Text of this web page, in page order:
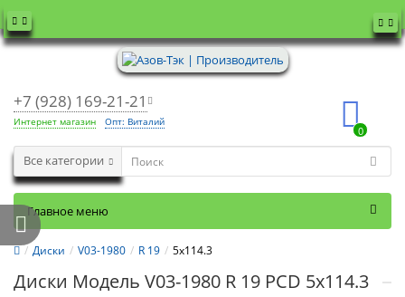
+7 (928) 169-21-21
Интернет магазин Опт: Виталий
0
Все категории
Главное меню
Диски V03-1980 R 19 5x114.3
Диски Модель V03-1980 R 19 PCD 5x114.3